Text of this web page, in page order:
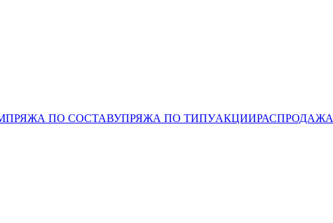
ПРЯЖА ПО СОСТАВУПРЯЖА ПО ТИПУАКЦИИРАСПРОДАЖА